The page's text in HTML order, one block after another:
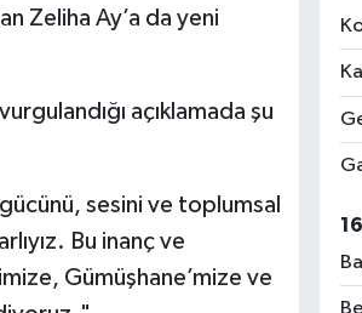
Zeliha Ay’a da yeni
açıklamada şu
sesini ve toplumsal
Bu inanç ve
Gümüşhane’mize ve